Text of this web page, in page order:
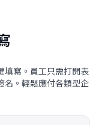
填寫。員工只需打開表
名。輕鬆應付各類型企